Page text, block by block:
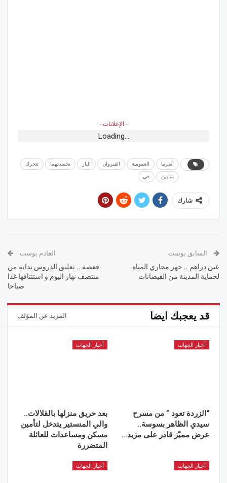
- الإعلانات -
Loading...
أضرما العمومية القيروان النار بجسديهما تتحرك
شابين في
شارك
السابق بوست
عين دراهم .. جهر مجاري المياه
لحماية المدينة من الفيضانات
القادم بوست
قفصة .. تعليق الدروس بداية من
منتصف نهار اليوم و استئنافها غدا
صباحا
قد يعجبك ايضا المزيد عن المؤلف
أخبار الجهات
“الزردة تعود ” من مسرح
سيدي الظاهر بسوسة..
عرض مميّز قادر على مزيد…
أخبار الجهات
بعد حريق منزلها بالقلالات..
والي المنستير يتدخل لتأمين
مسكن ومساعدات للعائلة
المتضررة
أخبار الجهات أخبار الجهات